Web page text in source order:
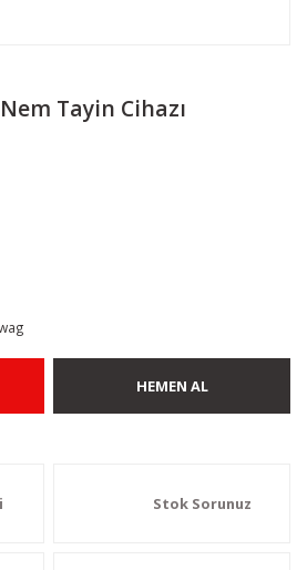
Tayin Cihazı
HEMEN AL
Stok Sorunuz